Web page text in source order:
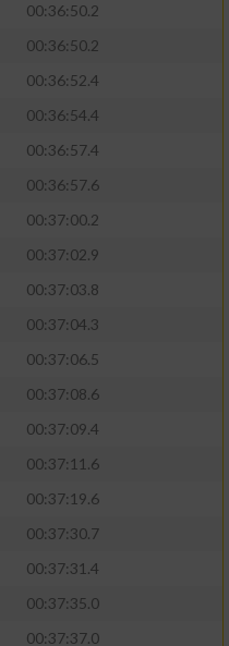
00:36:50.2
00:36:50.2
00:36:52.4
00:36:54.4
00:36:57.4
00:36:57.6
00:37:00.2
00:37:02.9
00:37:03.8
00:37:04.3
00:37:06.5
00:37:08.6
00:37:09.4
00:37:11.6
00:37:19.6
00:37:30.7
00:37:31.4
00:37:35.0
00:37:37.0